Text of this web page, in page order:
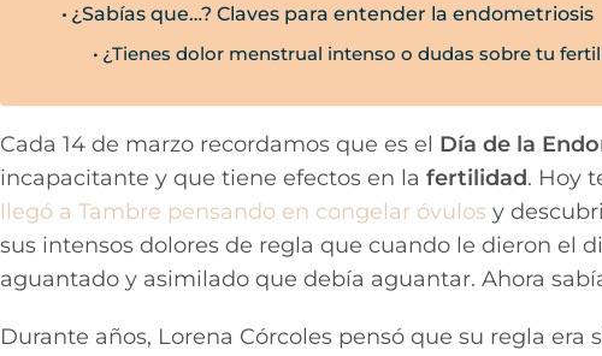
¿Sabías que…? Claves para entender la endometriosis
¿Tienes dolor menstrual intenso o dudas sobre tu
Cada 14 de marzo recordamos que es el Día de la
incapacitante y que tiene efectos en la fertilidad. Hoy
llegó a Tambre pensando en congelar óvulos y
sus intensos dolores de regla que cuando le dieron el
aguantado y asimilado que debía aguantar. Ahora
Durante años, Lorena Córcoles pensó que su regla era